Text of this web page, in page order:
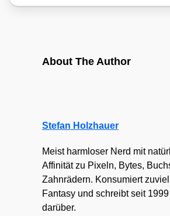
About The Author
Stefan Holzhauer
Meist harmloser Nerd mit
Affinität zu Pixeln, Bytes,
Zahnrädern. Konsumiert
Fantasy und schreibt seit
darüber.